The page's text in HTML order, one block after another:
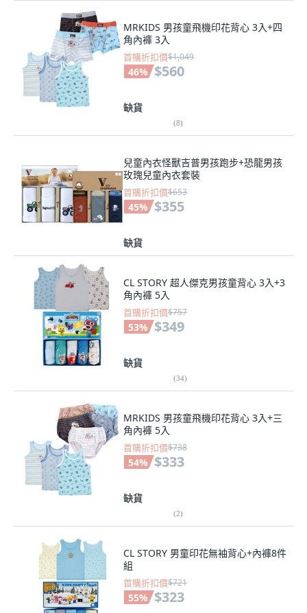
MRKIDS 男孩童飛機印花背心 3入+四
角內褲 3入
首購折扣價$1,049
46% $560
缺貨
(8)
兒童內衣怪獸吉普男孩跑步+恐龍男孩
玫瑰兒童內衣套裝
首購折扣價$653
45% $355
缺貨
CL STORY 超人傑克男孩童背心 3入+3
角內褲 5入
首購折扣價$757
53% $349
缺貨
(34)
MRKIDS 男孩童飛機印花背心 3入+三
角內褲 5入
首購折扣價$738
54% $333
缺貨
(2)
CL STORY 男童印花無袖背心+內褲8件
組
首購折扣價$721
55% $323